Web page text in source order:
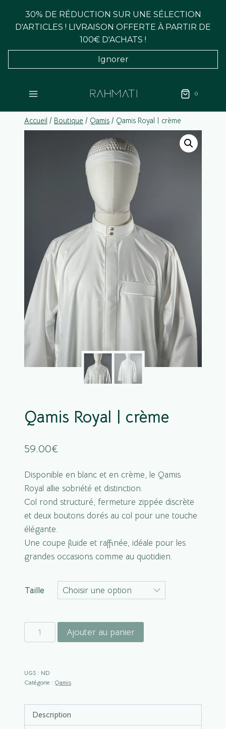
30% DE RÉDUCTION SUR UNE SÉLECTION
D'ARTICLES ! LIVRAISON OFFERTE À PARTIR DE
100€ D'ACHATS !
Ignorer
0
Accueil / Boutique / Qamis / Qamis Royal | crème
Qamis Royal | crème
59.00€
Disponible en blanc et en crème, le Qamis
Royal allie sobriété et distinction.
Col rond structuré, fermeture zippée discrète
et deux boutons dorés au col pour une touche
élégante.
Une coupe fluide et raffinée, idéale pour les
grandes occasions comme au quotidien.
Taille
quantité
de
Royal
|
Ajouter au panier
UGS : ND
Catégorie : Qamis
Description